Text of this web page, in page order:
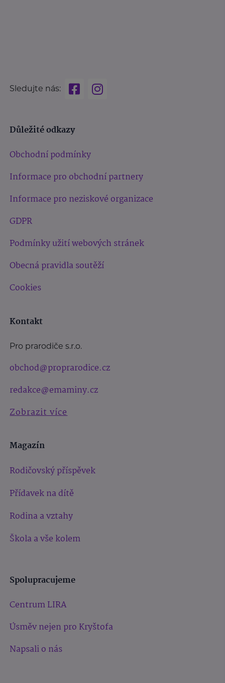
Sledujte nás:
Důležité odkazy
Obchodní podmínky
Informace pro obchodní partnery
Informace pro neziskové organizace
GDPR
Podmínky užití webových stránek
Obecná pravidla soutěží
Cookies
Kontakt
Pro prarodiče s.r.o.
obchod@proprarodice.cz
redakce@emaminy.cz
Zobrazit více
Magazín
Rodičovský příspěvek
Přídavek na dítě
Rodina a vztahy
Škola a vše kolem
Spolupracujeme
Centrum LIRA
Úsměv nejen pro Kryštofa
Napsali o nás